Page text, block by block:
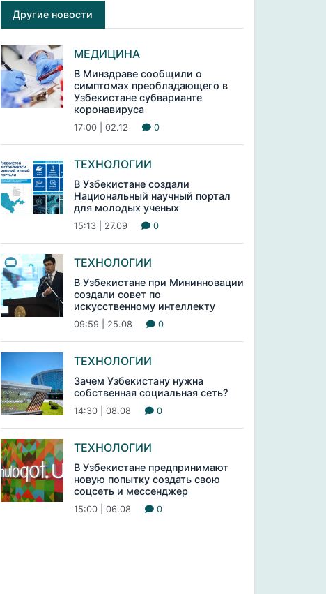
Другие новости
МЕДИЦИНА
В Минздраве сообщили о
симптомах преобладающего в
Узбекистане субварианте
коронавируса
17:00 | 02.12 0
ТЕХНОЛОГИИ
В Узбекистане создали
Национальный научный портал
для молодых ученых
15:13 | 27.09 0
ТЕХНОЛОГИИ
В Узбекистане при Мининновации
создали совет по
искусственному интеллекту
09:59 | 25.08 0
ТЕХНОЛОГИИ
Зачем Узбекистану нужна
собственная социальная сеть?
14:30 | 08.08 0
ТЕХНОЛОГИИ
В Узбекистане предпринимают
новую попытку создать свою
соцсеть и мессенджер
15:00 | 06.08 0